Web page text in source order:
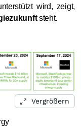
wird, zeigt,
steht.
Vergrößern